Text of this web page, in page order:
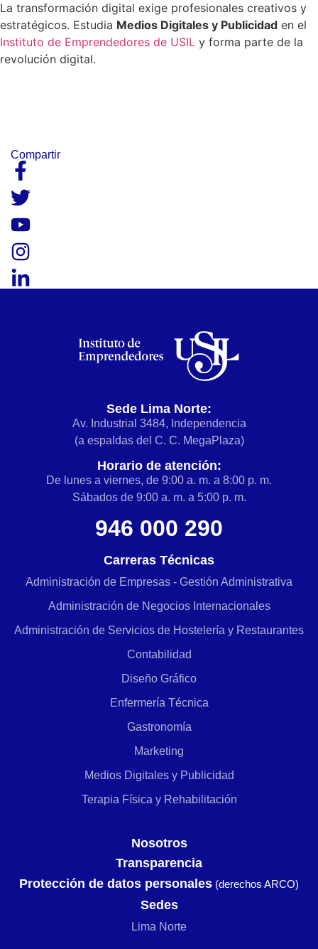
La transformación digital exige profesionales creativos y
estratégicos. Estudia Medios Digitales y Publicidad en el
Instituto de Emprendedores de USIL y forma parte de la
revolución digital.
Compartir​
Sede Lima Norte:
Av. Industrial 3484, Independencia
(a espaldas del C. C. MegaPlaza)
Horario de atención:
De lunes a viernes, de 9:00 a. m. a 8:00 p. m.
Sábados de 9:00 a. m. a 5:00 p. m.
946 000 290
Carreras Técnicas
Administración de Empresas - Gestión Administrativa
Administración de Negocios Internacionales
Administración de Servicios de Hostelería y Restaurantes
Contabilidad
Diseño Gráfico
Enfermería Técnica
Gastronomía
Marketing
Medios Digitales y Publicidad
Terapia Física y Rehabilitación
Nosotros
Transparencia
Protección de datos personales (derechos ARCO)
Sedes
Lima Norte